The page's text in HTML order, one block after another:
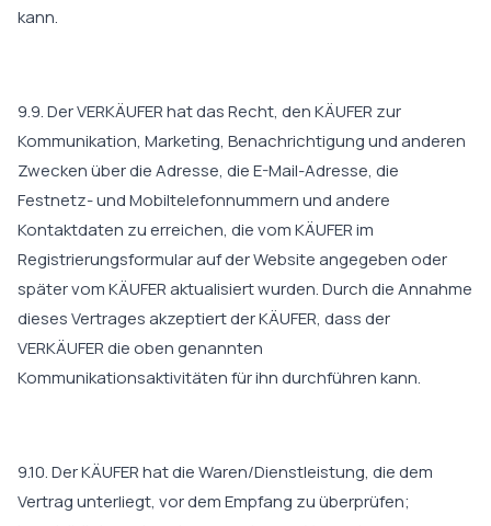
kann.
9.9. Der VERKÄUFER hat das Recht, den KÄUFER zur
Kommunikation, Marketing, Benachrichtigung und anderen
Zwecken über die Adresse, die E-Mail-Adresse, die
Festnetz- und Mobiltelefonnummern und andere
Kontaktdaten zu erreichen, die vom KÄUFER im
Registrierungsformular auf der Website angegeben oder
später vom KÄUFER aktualisiert wurden. Durch die Annahme
dieses Vertrages akzeptiert der KÄUFER, dass der
VERKÄUFER die oben genannten
Kommunikationsaktivitäten für ihn durchführen kann.
9.10. Der KÄUFER hat die Waren/Dienstleistung, die dem
Vertrag unterliegt, vor dem Empfang zu überprüfen;